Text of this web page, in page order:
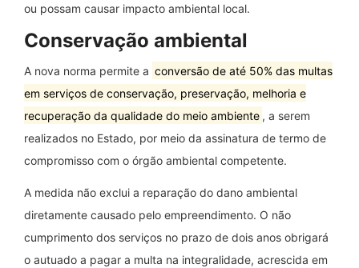
ou possam causar impacto ambiental local.
Conservação ambiental
A nova norma permite a conversão de até 50% das multas
em serviços de conservação, preservação, melhoria e
recuperação da qualidade do meio ambiente , a serem
realizados no Estado, por meio da assinatura de termo de
compromisso com o órgão ambiental competente.
A medida não exclui a reparação do dano ambiental
diretamente causado pelo empreendimento. O não
cumprimento dos serviços no prazo de dois anos obrigará
o autuado a pagar a multa na integralidade, acrescida em